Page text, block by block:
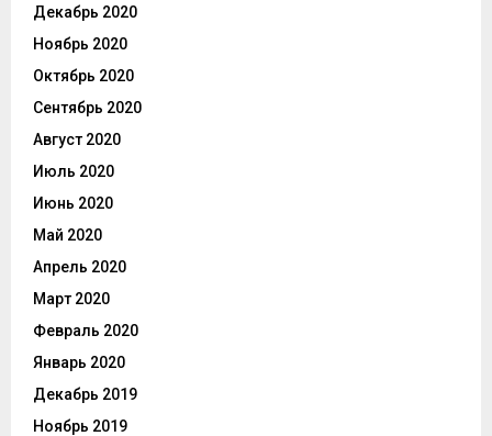
Декабрь 2020
Ноябрь 2020
Октябрь 2020
Сентябрь 2020
Август 2020
Июль 2020
Июнь 2020
Май 2020
Апрель 2020
Март 2020
Февраль 2020
Январь 2020
Декабрь 2019
Ноябрь 2019